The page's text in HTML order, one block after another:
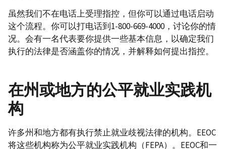
虽然我们不在电话上受理指控，但你可以通过电话启动
这个流程。你可以打电话到1-800-669-4000，讨论你的情
况。会有一名代表要你提供一些基本信息，以确定我们
执行的法律是否涵盖你的情况，并解释如何提出指控。
在州或地方的公平就业实践机
构
许多州和地方都有执行禁止就业歧视法律的机构。EEOC
将这些机构称为公平就业实践机构（FEPA）。EEOC和一